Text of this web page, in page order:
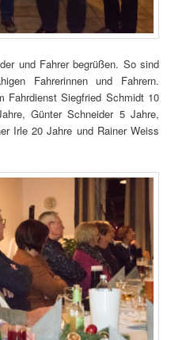
und Fahrer begrüßen. So sind
Fahrerinnen und Fahrern.
Fahrdienst Siegfried Schmidt 10
Günter Schneider 5 Jahre,
Irle 20 Jahre und Rainer Weiss